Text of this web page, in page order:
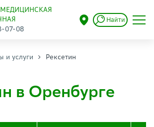
07-08
Найти
и услуги Рексетин
в Оренбурге